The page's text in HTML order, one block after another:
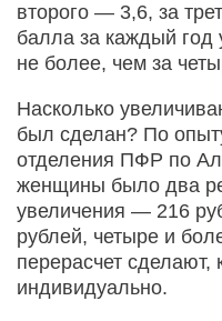
второго — 3,6, за
балла за каждый
не более, чем за
Насколько
был сделан? По
отделения ПФР по
женщины было два
увеличения — 216
рублей, четыре и
перерасчет сделают,
индивидуально.